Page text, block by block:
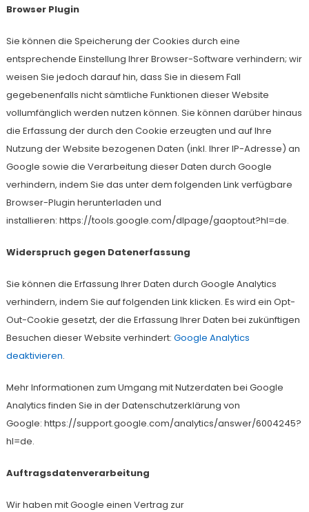
Browser Plugin
Sie können die Speicherung der Cookies durch eine
entsprechende Einstellung Ihrer Browser-Software verhindern; wir
weisen Sie jedoch darauf hin, dass Sie in diesem Fall
gegebenenfalls nicht sämtliche Funktionen dieser Website
vollumfänglich werden nutzen können. Sie können darüber hinaus
die Erfassung der durch den Cookie erzeugten und auf Ihre
Nutzung der Website bezogenen Daten (inkl. Ihrer IP-Adresse) an
Google sowie die Verarbeitung dieser Daten durch Google
verhindern, indem Sie das unter dem folgenden Link verfügbare
Browser-Plugin herunterladen und
installieren: https://tools.google.com/dlpage/gaoptout?hl=de.
Widerspruch gegen Datenerfassung
Sie können die Erfassung Ihrer Daten durch Google Analytics
verhindern, indem Sie auf folgenden Link klicken. Es wird ein Opt-
Out-Cookie gesetzt, der die Erfassung Ihrer Daten bei zukünftigen
Besuchen dieser Website verhindert: Google Analytics
deaktivieren.
Mehr Informationen zum Umgang mit Nutzerdaten bei Google
Analytics finden Sie in der Datenschutzerklärung von
Google: https://support.google.com/analytics/answer/6004245?
hl=de.
Auftragsdatenverarbeitung
Wir haben mit Google einen Vertrag zur